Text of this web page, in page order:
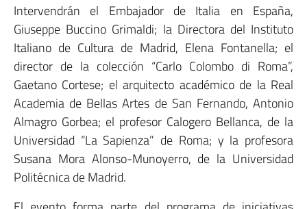
Intervendrán el Embajador de Italia en España,
Giuseppe Buccino Grimaldi; la Directora del Instituto
Italiano de Cultura de Madrid, Elena Fontanella; el
director de la colección “Carlo Colombo di Roma”,
Gaetano Cortese; el arquitecto académico de la Real
Academia de Bellas Artes de San Fernando, Antonio
Almagro Gorbea; el profesor Calogero Bellanca, de la
Universidad “La Sapienza” de Roma; y la profesora
Susana Mora Alonso-Munoyerro, de la Universidad
Politécnica de Madrid.